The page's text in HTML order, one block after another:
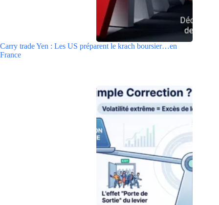
Carry trade Yen : Les US préparent le krach boursier…en
France